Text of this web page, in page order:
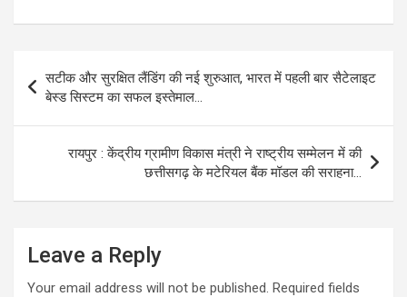
navigation
सटीक और सुरक्षित लैंडिंग की नई शुरुआत, भारत में पहली बार सैटेलाइट
बेस्ड सिस्टम का सफल इस्तेमाल…
रायपुर : केंद्रीय ग्रामीण विकास मंत्री ने राष्ट्रीय सम्मेलन में की
छत्तीसगढ़ के मटेरियल बैंक मॉडल की सराहना…
Leave a Reply
Your email address will not be published. Required fields